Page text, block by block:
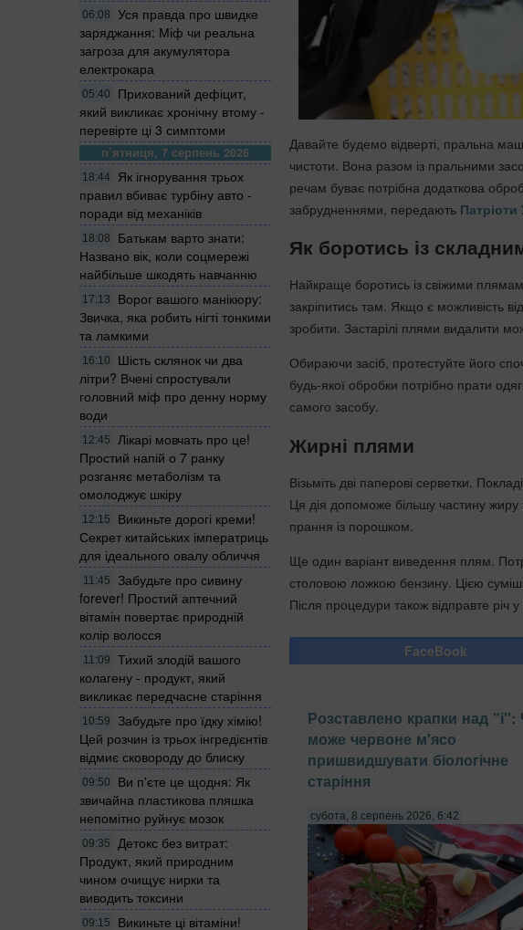
06:08
Уся правда про швидке
заряджання: Міф чи реальна
загроза для акумулятора
електрокара
05:40
Прихований дефіцит,
який викликає хронічну втому -
перевірте ці 3 симптоми
п’ятниця, 7 серпень 2026
18:44
Як ігнорування трьох
правил вбиває турбіну авто -
поради від механіків
18:08
Батькам варто знати:
Названо вік, коли соцмережі
найбільше шкодять навчанню
17:13
Ворог вашого манікюру:
Звичка, яка робить нігті тонкими
та ламкими
16:10
Шість склянок чи два
літри? Вчені спростували
головний міф про денну норму
води
12:45
Лікарі мовчать про це!
Простий напій о 7 ранку
розганяє метаболізм та
омолоджує шкіру
12:15
Викиньте дорогі креми!
Секрет китайських імператриць
для ідеального овалу обличчя
11:45
Забудьте про сивину
forever! Простий аптечний
вітамін повертає природній
колір волосся
11:09
Тихий злодій вашого
колагену - продукт, який
викликає передчасне старіння
10:59
Забудьте про їдку хімію!
Цей розчин із трьох інгредієнтів
відмиє сковороду до блиску
09:50
Ви п'єте це щодня: Як
звичайна пластикова пляшка
непомітно руйнує мозок
09:35
Детокс без витрат:
Продукт, який природним
чином очищує нирки та
виводить токсини
09:15
Викиньте ці вітаміни!
Давайте будемо відверті, пральна
чистоти. Вона разом із пральними
речам буває потрібна додаткова
забрудненнями, передають Патріоти
Як боротись із
Найкраще боротись із свіжими
закріпитись там. Якщо є можливість
зробити. Застарілі плями видалити
Обираючи засіб, протестуйте його
будь-якої обробки потрібно прати
самого засобу.
Жирні плями
Візьміть дві паперові серветки.
Ця дія допоможе більшу частину жиру
прання із порошком.
Ще один варіант виведення плям.
столовою ложкою бензину. Цією
Після процедури також відправте річ
FaceBook
Розставлено крапки над "і":
може червоне м'ясо
пришвидшувати біологічне
старіння
субота, 8 серпень 2026, 6:42